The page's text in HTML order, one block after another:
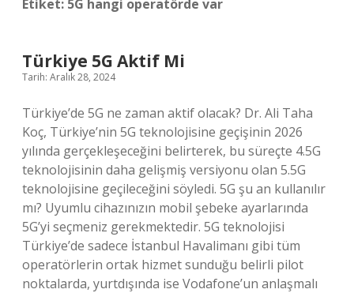
Etiket: 5G hangi operatörde var
Türkiye 5G Aktif Mi
Tarih: Aralık 28, 2024
Türkiye’de 5G ne zaman aktif olacak? Dr. Ali Taha
Koç, Türkiye’nin 5G teknolojisine geçişinin 2026
yılında gerçekleşeceğini belirterek, bu süreçte 4.5G
teknolojisinin daha gelişmiş versiyonu olan 5.5G
teknolojisine geçileceğini söyledi. 5G şu an kullanılır
mı? Uyumlu cihazınızın mobil şebeke ayarlarında
5G’yi seçmeniz gerekmektedir. 5G teknolojisi
Türkiye’de sadece İstanbul Havalimanı gibi tüm
operatörlerin ortak hizmet sunduğu belirli pilot
noktalarda, yurtdışında ise Vodafone’un anlaşmalı